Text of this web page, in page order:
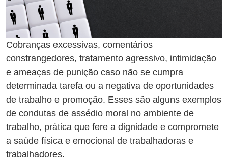
Cobranças excessivas, comentários
constrangedores, tratamento agressivo, intimidação
e ameaças de punição caso não se cumpra
determinada tarefa ou a negativa de oportunidades
de trabalho e promoção. Esses são alguns exemplos
de condutas de assédio moral no ambiente de
trabalho, prática que fere a dignidade e compromete
a saúde física e emocional de trabalhadoras e
trabalhadores.